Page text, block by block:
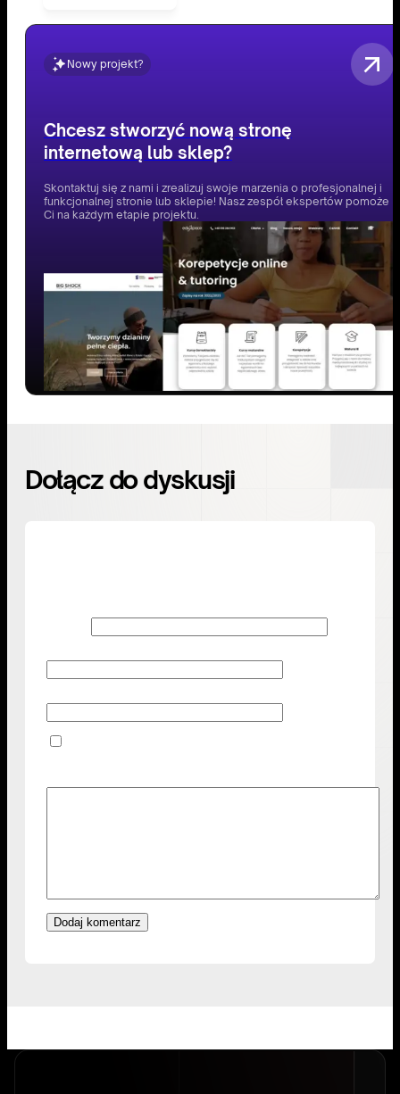
Nowy projekt?
Chcesz stworzyć nową stronę
internetową lub sklep?
Skontaktuj się z nami i zrealizuj swoje marzenia o profesjonalnej i
funkcjonalnej stronie lub sklepie! Nasz zespół ekspertów pomoże
Ci na każdym etapie projektu.
Dołącz do dyskusji